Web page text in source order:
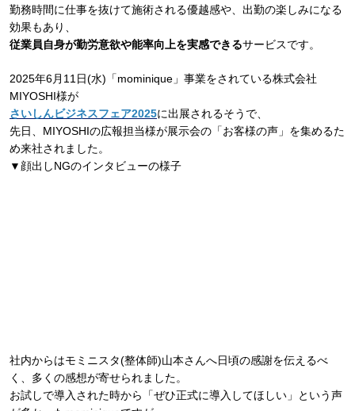
勤務時間に仕事を抜けて施術される優越感や、出勤の楽しみになる
効果もあり、
従業員自身が勤労意欲や能率向上を実感できるサービスです。
2025年6月11日(水)「mominique」事業をされている株式会社
MIYOSHI様が
さいしんビジネスフェア2025に出展されるそうで、
先日、MIYOSHIの広報担当様が展示会の「お客様の声」を集めるた
め来社されました。
▼顔出しNGのインタビューの様子
社内からはモミニスタ(整体師)山本さんへ日頃の感謝を伝えるべ
く、多くの感想が寄せられました。
お試しで導入された時から「ぜひ正式に導入してほしい」という声